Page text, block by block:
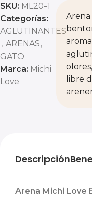
SKU: ML20-1
Categorías:
AGLUTINANTES
, ARENAS ,
GATO
Marca: Michi
Love
libre
Descripción
Arena Michi Love